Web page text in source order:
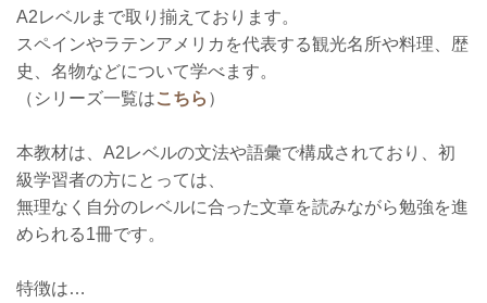
A2レベルまで取り揃えております。
スペインやラテンアメリカを代表する観光名所や料理、歴
史、名物などについて学べます。
（シリーズ一覧はこちら ）
本教材は、A2レベルの文法や語彙で構成されており、初
級学習者の方にとっては、
無理なく自分のレベルに合った文章を読みながら勉強を進
められる1冊です。
特徴は…